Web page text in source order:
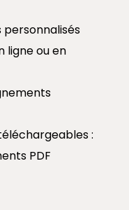
personnalisés
ligne ou en
:
PDF